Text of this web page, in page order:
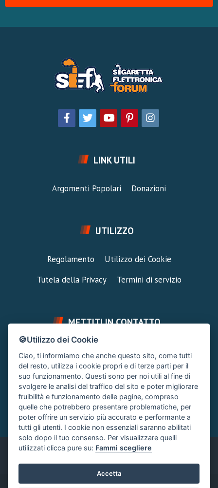
LINK UTILI
Argomenti Popolari Donazioni
UTILIZZO
Regolamento
Utilizzo dei Cookie
Tutela della Privacy
Termini di servizio
METTITI IN CONTATTO
FAI UNA DOMANDA
Chiedi un Consiglio
Area Ticket
CONTATTA L'AMMINISTRAZIONE
Clicca quì
Italiano
🍪Utilizzo dei Cookie
Ciao, ti informiamo che anche questo sito, come tutti
del resto, utilizza i cookie propri e di terze parti per il
suo funzionamento. Questi sono per noi utili al fine di
svolgere le analisi del traffico del sito e poter migliorare
fruibilità e funzionamento delle pagine, compreso
quelle che potrebbero presentare problematiche, per
poter offrire un servizio più accurato e performante a
tutti gli utenti. I cookie non essenziali saranno abilitati
solo dopo il tuo consenso. Per visualizzare quelli
utilizzati clicca pure su: Fammi scegliere
Accetta